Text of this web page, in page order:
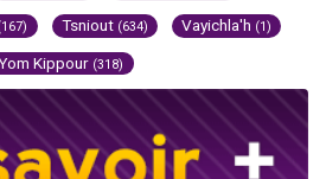
Tsniout (634) Vayichla'h (1)
Kippour (318)